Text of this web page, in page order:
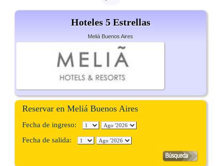
Hoteles 5 Estrellas
Meliá Buenos Aires
Reservar en Meliá Buenos Aires
Fecha de ingreso:
Fecha de salida: